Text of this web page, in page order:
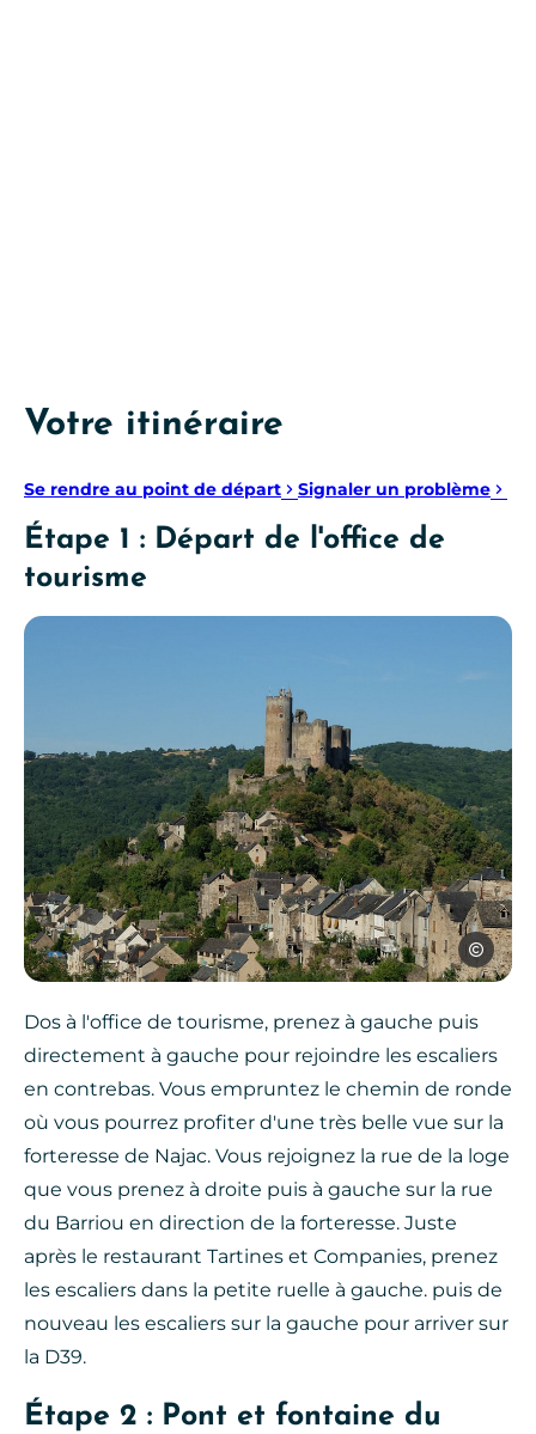
Votre itinéraire
Se rendre au point de départ Signaler un problème
Étape 1 : Départ de l'office de
tourisme
OTOA
Dos à l'office de tourisme, prenez à gauche puis
directement à gauche pour rejoindre les escaliers
en contrebas. Vous empruntez le chemin de ronde
où vous pourrez profiter d'une très belle vue sur la
forteresse de Najac. Vous rejoignez la rue de la loge
que vous prenez à droite puis à gauche sur la rue
du Barriou en direction de la forteresse. Juste
après le restaurant Tartines et Companies, prenez
les escaliers dans la petite ruelle à gauche. puis de
nouveau les escaliers sur la gauche pour arriver sur
la D39.
Étape 2 : Pont et fontaine du